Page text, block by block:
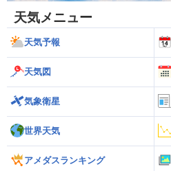
天気メニュー
天気予報
天気図
気象衛星
世界天気
アメダスランキング